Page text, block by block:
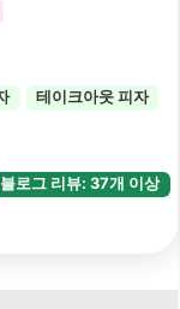
테이크아웃 피자
블로그 리뷰: 37개 이상